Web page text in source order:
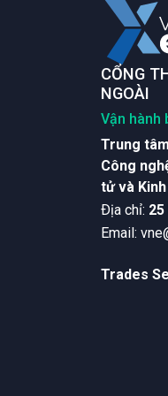
CỔNG
NGOÀI
Vận hành
Trung
Công
tử và
Ðịa chỉ: 25
Email:
Trades